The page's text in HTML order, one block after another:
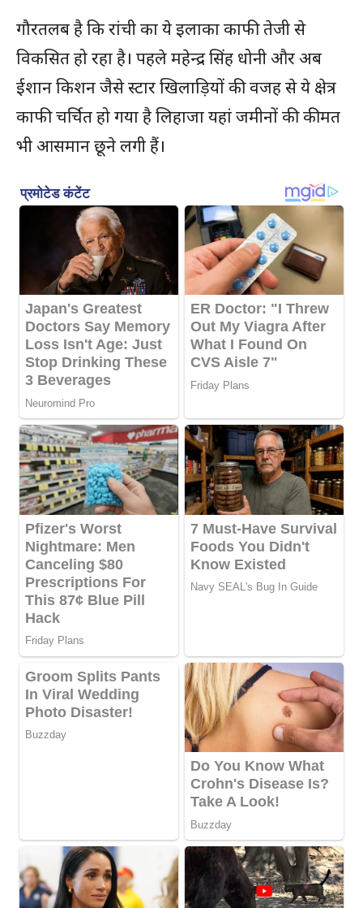
गौरतलब है कि रांची का ये इलाका काफी तेजी से
विकसित हो रहा है। पहले महेन्द्र सिंह धोनी और अब
ईशान किशन जैसे स्टार खिलाड़ियों की वजह से ये क्षेत्र
काफी चर्चित हो गया है लिहाजा यहां जमीनों की कीमत
भी आसमान छूने लगी हैं।